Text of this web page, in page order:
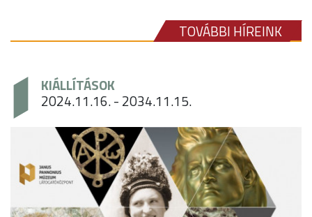
TOVÁBBI HÍREINK
KIÁLLÍTÁSOK
2024.11.16. - 2034.11.15.